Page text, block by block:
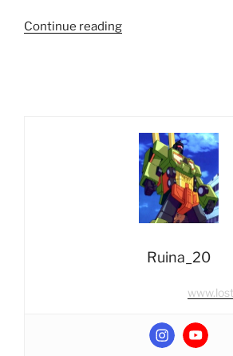
Continue reading“Foto
Leader
Class
Constructicon
Overload
Ruina_20